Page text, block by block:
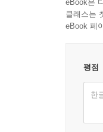
eBook은
클래스는
eBook 페
평점
한